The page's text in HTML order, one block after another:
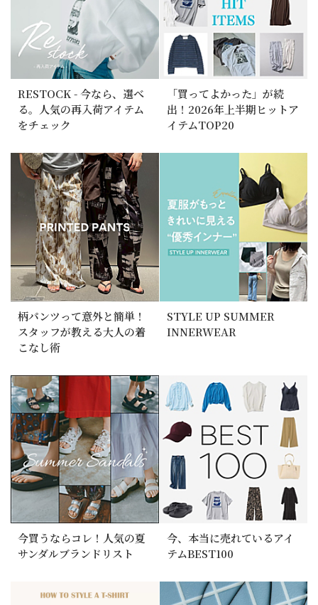
RESTOCK - 今なら、選べ
る。人気の再入荷アイテム
をチェック
「買ってよかった」が続
出！2026年上半期ヒットア
イテムTOP20
柄パンツって意外と簡単！
スタッフが教える大人の着
こなし術
STYLE UP SUMMER
INNERWEAR
今買うならコレ！人気の夏
サンダルブランドリスト
今、本当に売れているアイ
テムBEST100